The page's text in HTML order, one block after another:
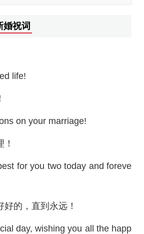
婚祝词
life!
on your marriage!
for you two today and foreve
的，直到永远！
day, wishing you all the happ